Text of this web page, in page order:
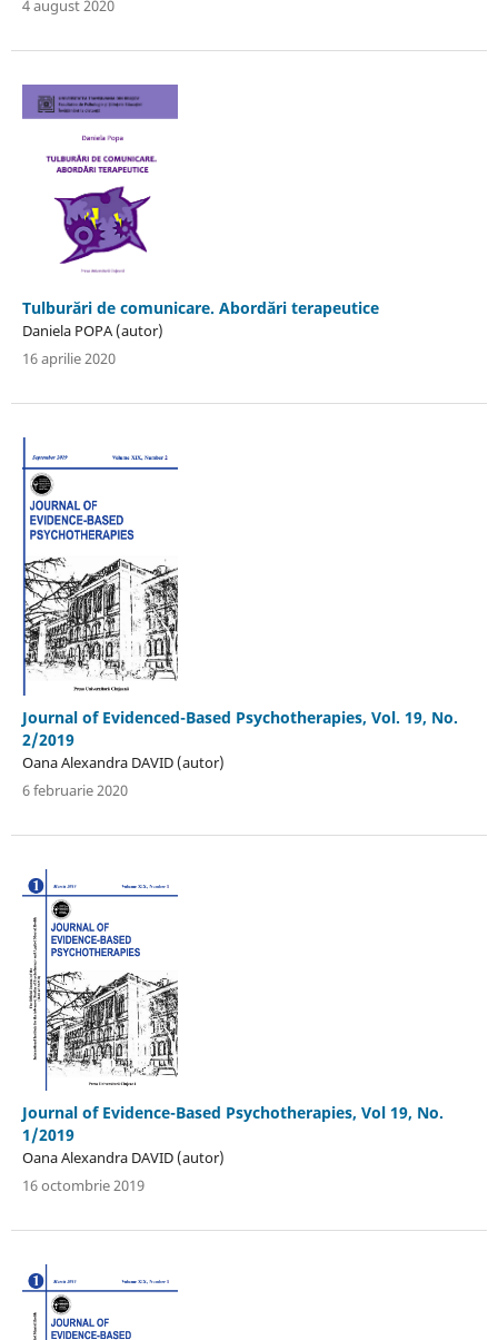
4 august 2020
Tulburări de comunicare. Abordări terapeutice
Daniela POPA (autor)
16 aprilie 2020
Journal of Evidenced-Based Psychotherapies, Vol. 19, No.
2/2019
Oana Alexandra DAVID (autor)
6 februarie 2020
Journal of Evidence-Based Psychotherapies, Vol 19, No.
1/2019
Oana Alexandra DAVID (autor)
16 octombrie 2019